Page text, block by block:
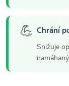
💪 Chrání
Snižuje